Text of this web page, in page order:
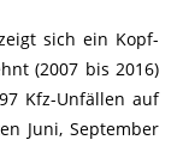
sich ein Kopf-
(2007 bis 2016)
Kfz-Unfällen auf
Juni, September